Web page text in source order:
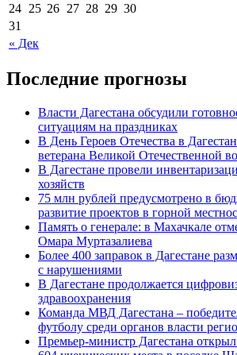
« Дек
24 25 26 27 28 29 30
31
Последние прогнозы
Власти Дагестана обсудили
ситуациям на праздниках
В День Героев Отечества в
ветерана Великой Отечественной
В Дагестане провели
хозяйств
75 млн рублей предусмотрено в
развитие проектов в горной
Память о генерале: в Махачкале
Омара Муртазалиева
Более 400 заправок в Дагестане
с нарушениями
В Дагестане продолжается
здравоохранения
Команда МВД Дагестана –
футболу среди органов власти
Премьер-министр Дагестана